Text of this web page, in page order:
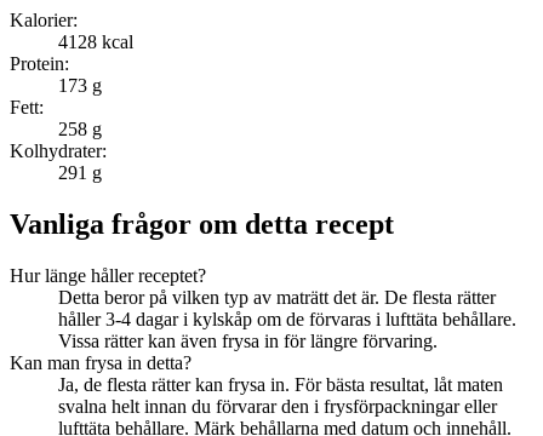
Kalorier:
4128 kcal
Protein:
173 g
Fett:
258 g
Kolhydrater:
291 g
Vanliga frågor om detta recept
Hur länge håller receptet?
Detta beror på vilken typ av maträtt det är. De flesta rätter
håller 3-4 dagar i kylskåp om de förvaras i lufttäta behållare.
Vissa rätter kan även frysa in för längre förvaring.
Kan man frysa in detta?
Ja, de flesta rätter kan frysa in. För bästa resultat, låt maten
svalna helt innan du förvarar den i frysförpackningar eller
lufttäta behållare. Märk behållarna med datum och innehåll.